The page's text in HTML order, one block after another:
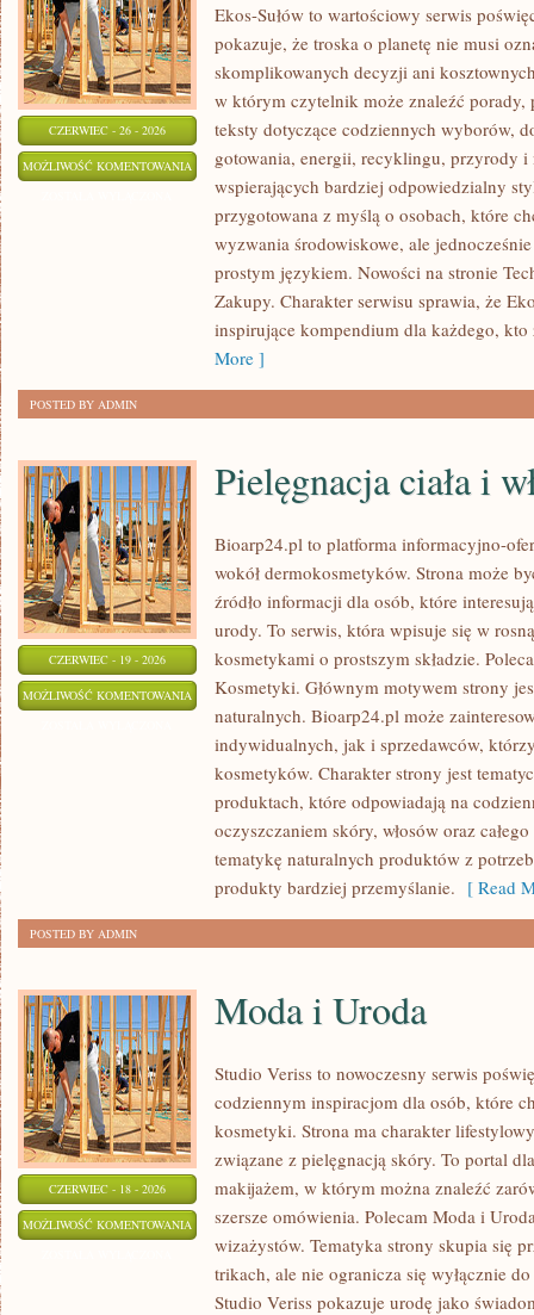
CZERWIEC - 26 - 2026
MOŻLIWOŚĆ KOMENTOWANIA EDUKACJA
STYL
ŻYCIA
Ekos-Sułów to wartościowy serwis
pokazuje, że troska o planetę nie musi
skomplikowanych decyzji ani
w którym czytelnik może znaleźć porady,
teksty dotyczące codziennych wyborów,
gotowania, energii, recyklingu, przyrody i
wspierających bardziej odpowiedzialny
przygotowana z myślą o osobach, które
wyzwania środowiskowe, ale
prostym językiem. Nowości na stronie
Zakupy. Charakter serwisu sprawia, że
inspirujące kompendium dla każdego, kto
More ]
POSTED BY ADMIN
CZERWIEC - 19 - 2026
MOŻLIWOŚĆ KOMENTOWANIA PIELĘGNACJA
CIAŁA
WŁOSÓW
Pielęgnacja ciała i
Bioarp24.pl to platforma informacyjno-
wokół dermokosmetyków. Strona może
źródło informacji dla osób, które
urody. To serwis, która wpisuje się w
kosmetykami o prostszym składzie.
Kosmetyki. Głównym motywem strony
naturalnych. Bioarp24.pl może
indywidualnych, jak i sprzedawców,
kosmetyków. Charakter strony jest
produktach, które odpowiadają na
oczyszczaniem skóry, włosów oraz
tematykę naturalnych produktów z
produkty bardziej przemyślanie. [ Read
POSTED BY ADMIN
CZERWIEC - 18 - 2026
MOŻLIWOŚĆ KOMENTOWANIA MODA
URODA
Moda i Uroda
Studio Veriss to nowoczesny serwis
codziennym inspiracjom dla osób, które
kosmetyki. Strona ma charakter
związane z pielęgnacją skóry. To portal
makijażem, w którym można znaleźć
szersze omówienia. Polecam Moda i
wizażystów. Tematyka strony skupia się
trikach, ale nie ogranicza się wyłącznie
Studio Veriss pokazuje urodę jako